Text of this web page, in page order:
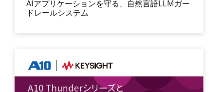
AIアプリケーションを守る、自然言語LLMガー
ドレールシステム